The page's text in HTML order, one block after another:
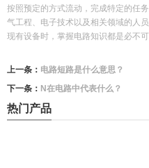
按照预定的方式流动，完成特定的任
气工程、电子技术以及相关领域的人
现有设备时，掌握电路知识都是必不可
上一条： 电路短路是什么意思？
下一条： N在电路中代表什么？
热门产品